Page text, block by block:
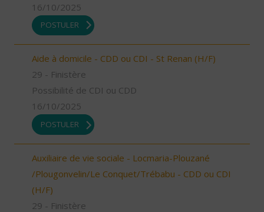
16/10/2025
POSTULER
Aide à domicile - CDD ou CDI - St Renan (H/F)
29 - Finistère
Possibilité de CDI ou CDD
16/10/2025
POSTULER
Auxiliaire de vie sociale - Locmaria-Plouzané
/Plougonvelin/Le Conquet/Trébabu - CDD ou CDI
(H/F)
29 - Finistère